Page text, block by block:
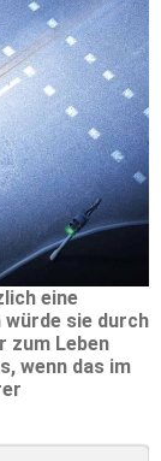
eine
würde sie durch
zum Leben
wenn das im